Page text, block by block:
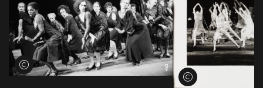
Voir les crédits
Voir les crédits